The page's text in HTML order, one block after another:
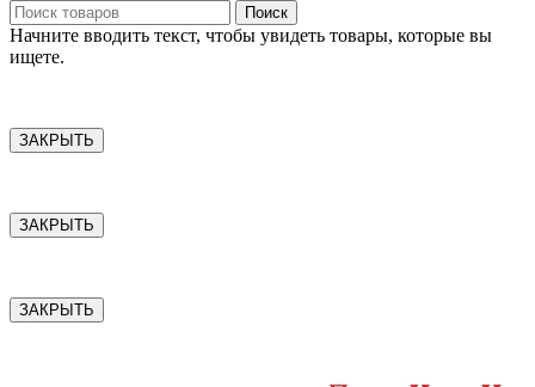
Поиск
Начните вводить текст, чтобы увидеть товары, которые вы
ищете.
ЗАКРЫТЬ
ЗАКРЫТЬ
ЗАКРЫТЬ